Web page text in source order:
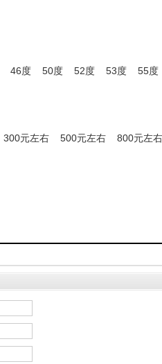
46度 50度 52度 53度
55度
300元左右 500元左右
800元左右